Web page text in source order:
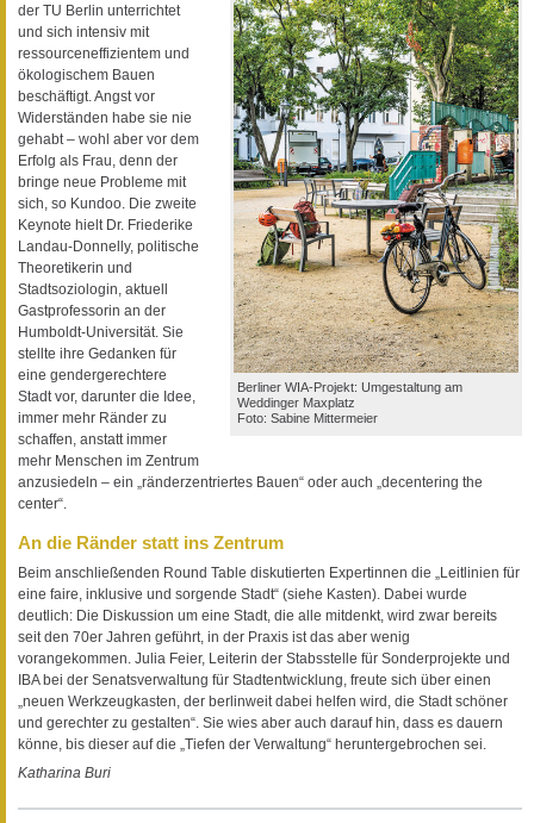
Berliner WIA-Projekt: Umgestaltung am
Weddinger Maxplatz
Foto: Sabine Mittermeier
der TU Berlin unterrichtet
und sich intensiv mit
ressourceneffizientem und
ökologischem Bauen
beschäftigt. Angst vor
Widerständen habe sie nie
gehabt – wohl aber vor dem
Erfolg als Frau, denn der
bringe neue Probleme mit
sich, so Kundoo. Die zweite
Keynote hielt Dr. Friederike
Landau-Donnelly, politische
Theoretikerin und
Stadtsoziologin, aktuell
Gastprofessorin an der
Humboldt-Universität. Sie
stellte ihre Gedanken für
eine gendergerechtere
Stadt vor, darunter die Idee,
immer mehr Ränder zu
schaffen, anstatt immer
mehr Menschen im Zentrum
anzusiedeln – ein „ränderzentriertes Bauen“ oder auch „decentering the
center“.
An die Ränder statt ins Zentrum
Beim anschließenden Round Table diskutierten Expertinnen die „Leitlinien für
eine faire, inklusive und sorgende Stadt“ (siehe Kasten). Dabei wurde
deutlich: Die Diskussion um eine Stadt, die alle mitdenkt, wird zwar bereits
seit den 70er Jahren geführt, in der Praxis ist das aber wenig
vorangekommen. Julia Feier, Leiterin der Stabsstelle für Sonderprojekte und
IBA bei der Senatsverwaltung für Stadtentwicklung, freute sich über einen
„neuen Werkzeugkasten, der berlinweit dabei helfen wird, die Stadt schöner
und gerechter zu gestalten“. Sie wies aber auch darauf hin, dass es dauern
könne, bis dieser auf die „Tiefen der Verwaltung“ heruntergebrochen sei.
Katharina Buri